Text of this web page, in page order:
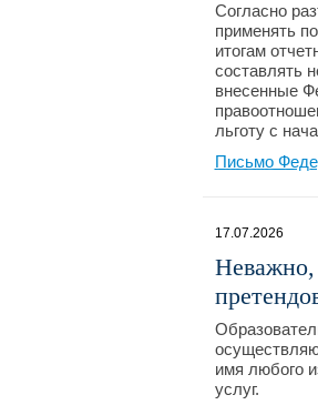
Согласно
применять
итогам
составлять
внесенные
льготу с
Письмо
17.07.2026
Неважно,
имя любого
услуг.